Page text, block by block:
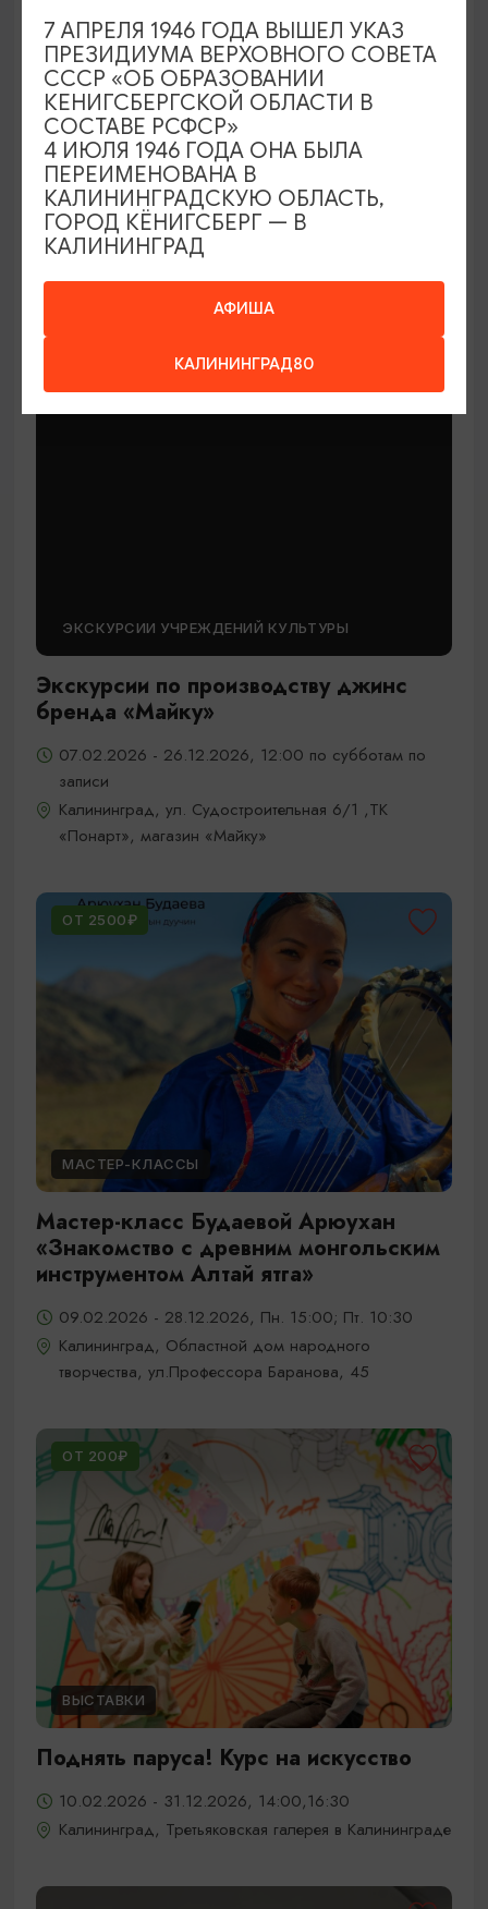
МАСТЕР-КЛАССЫ
Мастер-классы по керамике Елены
Бодяковой
Калининград, ул. Баранова, 45
ЭКСКУРСИИ УЧРЕЖДЕНИЙ КУЛЬТУРЫ
Экскурсии по производству джинс
бренда «Майку»
07.02.2026 - 26.12.2026, 12:00 по субботам по
записи
Калининград, ул. Судостроительная 6/1 ,ТК
«Понарт», магазин «Майку»
ОТ 2500₽
МАСТЕР-КЛАССЫ
Мастер-класс Будаевой Арюухан
«Знакомство с древним монгольским
инструментом Алтай ятга»
09.02.2026 - 28.12.2026, Пн. 15:00; Пт. 10:30
Калининград, Областной дом народного
творчества, ул.Профессора Баранова, 45
ОТ 200₽
ВЫСТАВКИ
Поднять паруса! Курс на искусство
10.02.2026 - 31.12.2026, 14:00,16:30
Калининград, Третьяковская галерея в Калининграде
АФИША
КАЛИНИНГРАД80
7 АПРЕЛЯ 1946 ГОДА ВЫШЕЛ УКАЗ
ПРЕЗИДИУМА ВЕРХОВНОГО СОВЕТА
СССР «ОБ ОБРАЗОВАНИИ
КЕНИГСБЕРГСКОЙ ОБЛАСТИ В
СОСТАВЕ РСФСР»
4 ИЮЛЯ 1946 ГОДА ОНА БЫЛА
ПЕРЕИМЕНОВАНА В
КАЛИНИНГРАДСКУЮ ОБЛАСТЬ,
ГОРОД КЁНИГСБЕРГ — В
КАЛИНИНГРАД